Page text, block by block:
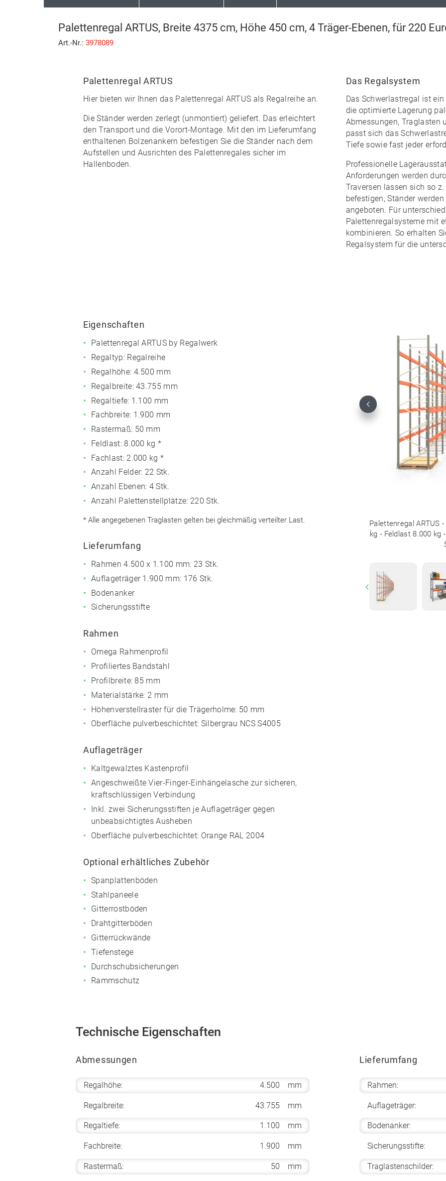
Palettenregal ARTUS, Breite 4375 cm, Höhe 450 cm, 4 Träger-Ebenen, für 220
Art.-Nr.: 3978089
Palettenregal ARTUS
Hier bieten wir Ihnen das Palettenregal ARTUS als Regalreihe an.
Die Ständer werden zerlegt (unmontiert) geliefert. Das erleichtert
den Transport und die Vorort-Montage. Mit den im Lieferumfang
enthaltenen Bolzenankern befestigen Sie die Ständer nach dem
Aufstellen und Ausrichten des Palettenregales sicher im
Hallenboden.
Das Regalsystem
Das Schwerlastregal ist
die optimierte Lagerung
Abmessungen, Traglasten
passt sich das
Tiefe sowie fast jeder
Professionelle
Anforderungen werden
Traversen lassen sich so
befestigen, Ständer
angeboten. Für
Palettenregalsysteme mit
kombinieren. So erhalten
Regalsystem für die
Eigenschaften
Palettenregal ARTUS by Regalwerk
Regaltyp: Regalreihe
Regalhöhe: 4.500 mm
Regalbreite: 43.755 mm
Regaltiefe: 1.100 mm
Fachbreite: 1.900 mm
Rastermaß: 50 mm
Feldlast:8.000 kg *
Fachlast: 2.000 kg *
Anzahl Felder: 22 Stk.
Anzahl Ebenen: 4 Stk.
Anzahl Palettenstellplätze: 220 Stk.
* Alle angegebenen Traglasten gelten bei gleichmäßig verteilter Last.
Lieferumfang
Rahmen 4.500 x 1.100 mm: 23 Stk.
Auflageträger 1.900 mm: 176 Stk.
Bodenanker
Sicherungsstifte
Rahmen
Omega Rahmenprofil
Profiliertes Bandstahl
Profilbreite: 85 mm
Materialstärke: 2 mm
Höhenverstellraster für die Trägerholme: 50 mm
Oberfläche pulverbeschichtet: Silbergrau NCS S4005
Auflageträger
Kaltgewalztes Kastenprofil
Angeschweißte Vier-Finger-Einhängelasche zur sicheren,
kraftschlüssigen Verbindung
Inkl. zwei Sicherungsstiften je Auflageträger gegen
unbeabsichtigtes Ausheben
Oberfläche pulverbeschichtet: Orange RAL 2004
Optional erhältliches Zubehör
Spanplattenböden
Stahlpaneele
Gitterrostböden
Drahtgitterböden
Gitterrückwände
Tiefenstege
Durchschubsicherungen
Rammschutz
Palettenregal ARTUS
kg - Feldlast 8.000 kg
Previous
Previous
Technische Eigenschaften
Abmessungen
Regalhöhe: 4.500 mm
Regalbreite: 43.755 mm
Regaltiefe: 1.100 mm
Fachbreite: 1.900 mm
Rastermaß: 50 mm
Lieferumfang
Rahmen:
Auflageträger:
Bodenanker:
Sicherungsstifte:
Traglastenschilder: